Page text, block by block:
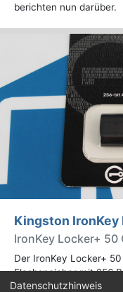
berichten nun darüber.
Kingston IronKey
IronKey Locker+ 50
Der IronKey Locker+
Flashspeicher mit 256
XTS-Modus. Wir haben
Datenschutzhinweis